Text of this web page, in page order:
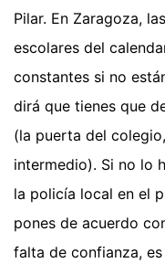
Pilar. En Zaragoza,
escolares del
constantes si no
dirá que tienes que
(la puerta del
intermedio). Si no lo
la policía local en el
pones de acuerdo
falta de confianza,